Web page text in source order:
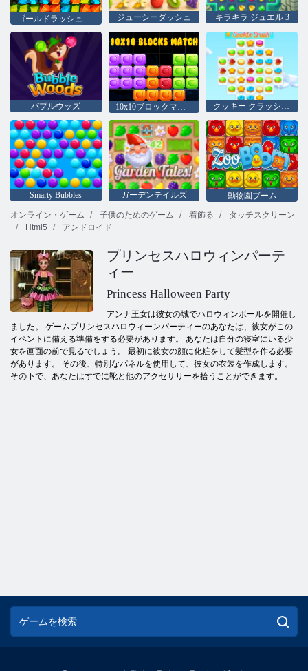
ジューシーダッシュ キラキラ ジュエル 3
バブルウッズ 10x10ブロックマッチ クッキー クラッシュ 3
Smarty Bubbles ガーデンテイルズ
動物園ブーム
オンライン・ゲーム
子供のためのゲーム 着飾る
タッチスクリーン
Html5
アンドロイド
プリンセスハロウィンパーテ
ィー
Princess Halloween Party
アンナ王女は彼女の城でハロウィンボールを開催し
ました。 ゲームプリンセスハロウィーンパーティーのあなたは、彼女がこの
イベントに備える準備をする必要があります。 あなたは自分の寝室にいる少
女を画面の前で見るでしょう。 最初に彼女の顔に化粧をして髪型を作る必要
があります。 その後、特別なパネルを使用して、彼女の衣装を作成します。
その下で、あなたはすでに靴と他のアクセサリーを拾うことができます。